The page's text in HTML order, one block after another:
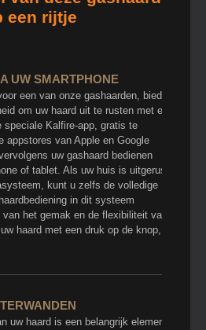
een rijtje
UW SMARTPHONE
een van onze gashaarden, bieden
om uw haard uit te rusten met een
speciale Kalfire-app, gratis te
appstores van Apple en Google
uw gashaard bedienen
of tablet. Als uw huis is uitgerust
kunt u zelfs de volledige
in dit systeem
het gemak en de flexibiliteit van
haard met een druk op de knop,
uw haard is een belangrijk element